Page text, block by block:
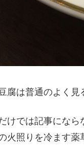
腐は普通のよく見
けでは記事にな
火照りを冷ます薬